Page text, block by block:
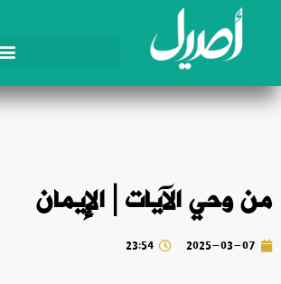
من وحي الآيات | الإيمان
2025-03-07
23:54